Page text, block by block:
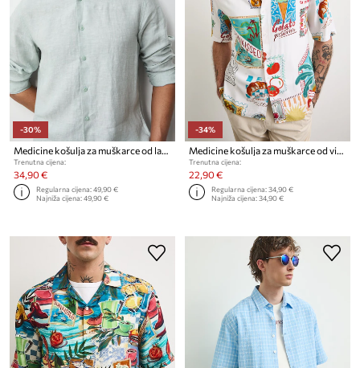
-30%
Medicine košulja za muškarce od lana
Trenutna cijena:
34,90 €
Regularna cijena:49,90 €
Najniža cijena:49,90 €
-34%
Medicine košulja za muškarce od viskoze
Trenutna cijena:
22,90 €
Regularna cijena:34,90 €
Najniža cijena:34,90 €